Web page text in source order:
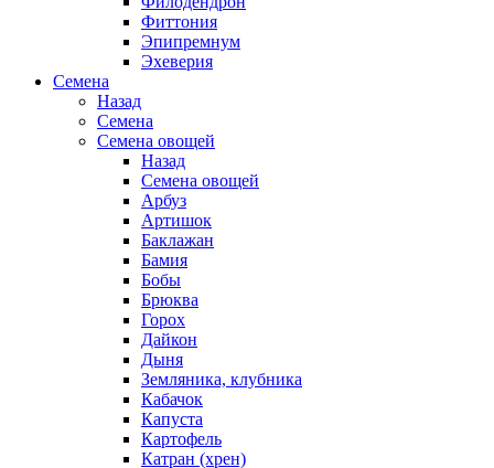
Фиттония
Эпипремнум
Эхеверия
Семена
Назад
Семена
Семена овощей
Назад
Семена овощей
Арбуз
Артишок
Баклажан
Бамия
Бобы
Брюква
Горох
Дайкон
Дыня
Земляника, клубника
Кабачок
Капуста
Картофель
Катран (хрен)